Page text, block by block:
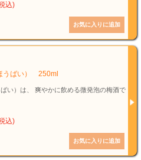
込)
ばい） 250ml
い）は、 爽やかに飲める微発泡の梅酒で
込)